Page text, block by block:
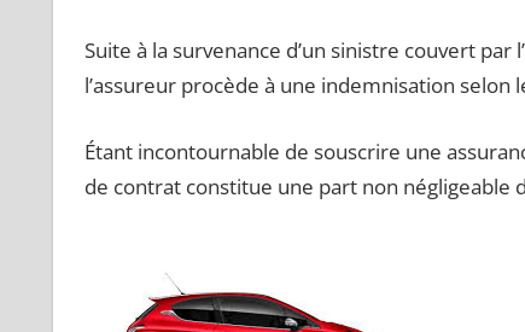
Suite à la survenance d’un sinistre couvert par
l’assureur procède à une indemnisation selon
Étant incontournable de souscrire une
de contrat constitue une part non négligeable